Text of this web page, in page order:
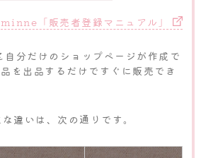
minne「販売者登録マニュアル」
分だけのショップページが作成で
を出品するだけですぐに販売でき
違いは、次の通りです。